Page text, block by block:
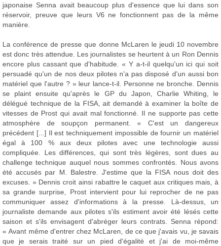
japonaise Senna avait beaucoup plus d'essence que lui dans son
réservoir, preuve que leurs V6 ne fonctionnent pas de la même
manière.
La conférence de presse que donne McLaren le jeudi 10 novembre
est donc très attendue. Les journalistes se heurtent à un Ron Dennis
encore plus cassant que d'habitude. « Y a-t-il quelqu'un ici qui soit
persuadé qu'un de nos deux pilotes n'a pas disposé d'un aussi bon
matériel que l'autre ? » leur lance-t-il. Personne ne bronche. Dennis
se plaint ensuite qu'après le GP du Japon, Charlie Whiting, le
délégué technique de la FISA, ait demandé à examiner la boîte de
vitesses de Prost qui avait mal fonctionné. Il ne supporte pas cette
atmosphère de soupçon permanent. « C'est un dangereux
précédent [...] Il est techniquement impossible de fournir un matériel
égal à 100 % aux deux pilotes avec une technologie aussi
compliquée. Les différences, qui sont très légères, sont dues au
challenge technique auquel nous sommes confrontés. Nous avons
été accusés par M. Balestre. J'estime que la FISA nous doit des
excuses. » Dennis croit ainsi rabattre le caquet aux critiques mais, à
sa grande surprise, Prost intervient pour lui reprocher de ne pas
communiquer assez d'informations à la presse. Là-dessus, un
journaliste demande aux pilotes s'ils estiment avoir été lésés cette
saison et s'ils envisagent d'abréger leurs contrats. Senna répond:
« Avant même d'entrer chez McLaren, de ce que j'avais vu, je savais
que je serais traité sur un pied d'égalité et j'ai de moi-même